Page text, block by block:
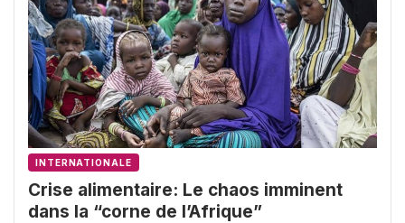
INTERNATIONALE
Crise alimentaire: Le chaos imminent
dans la “corne de l’Afrique”